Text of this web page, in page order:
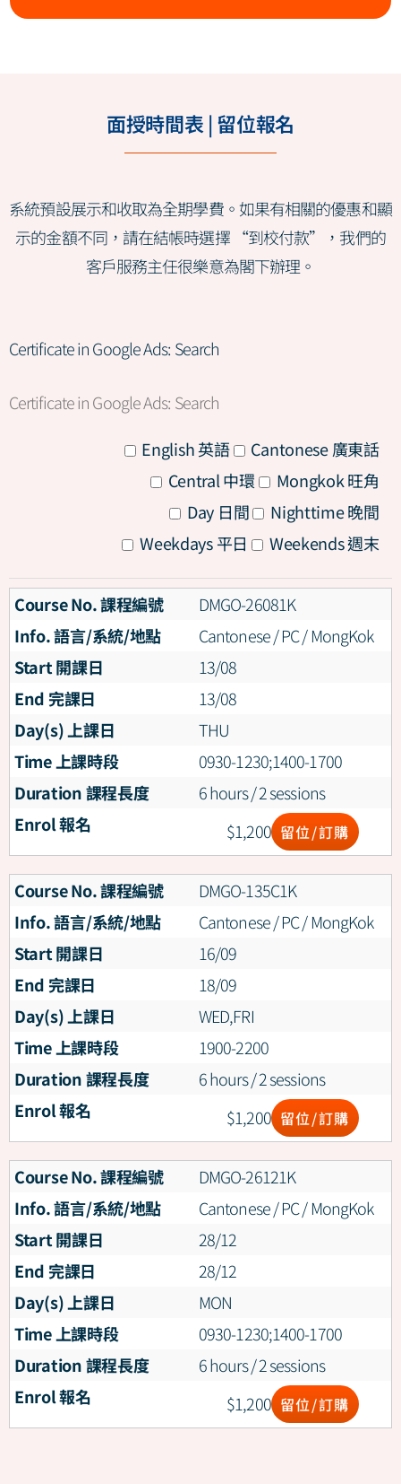
面授時間表 | 留位報名
系統預設展示和收取為全期學費。如果有相關的優惠和顯
示的金額不同，請在結帳時選擇 “到校付款”，我們的
客戶服務主任很樂意為閣下辦理。
Certificate in Google Ads: Search
Certificate in Google Ads: Search
All English 英語
Cantonese 廣東話
All Central 中環
Mongkok 旺角
All Day 日間
Nighttime 晚間
All Weekdays 平日 Weekends 週末
Course No. 課程編號
DMGO-26081K
Info. 語言/系統/地點
Cantonese / PC / MongKok
Start 開課日
13/08
End 完課日
13/08
Day(s) 上課日
THU
Time 上課時段
0930-1230;1400-1700
Duration 課程長度
6 hours / 2 sessions
Enrol 報名
$1,200 留位/訂購
Course No. 課程編號
DMGO-135C1K
Info. 語言/系統/地點
Cantonese / PC / MongKok
Start 開課日
16/09
End 完課日
18/09
Day(s) 上課日
WED,FRI
Time 上課時段
1900-2200
Duration 課程長度
6 hours / 2 sessions
Enrol 報名
$1,200 留位/訂購
Course No. 課程編號
DMGO-26121K
Info. 語言/系統/地點
Cantonese / PC / MongKok
Start 開課日
28/12
End 完課日
28/12
Day(s) 上課日
MON
Time 上課時段
0930-1230;1400-1700
Duration 課程長度
6 hours / 2 sessions
Enrol 報名
$1,200 留位/訂購